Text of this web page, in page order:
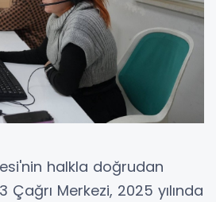
halkla doğrudan
Merkezi, 2025 yılında